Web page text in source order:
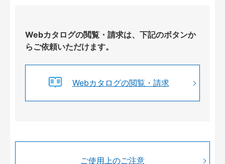
Webカタログの閲覧・請求は、下記のボタンか
らご依頼いただけます。
Webカタログの閲覧・請求
ご使用上のご注意